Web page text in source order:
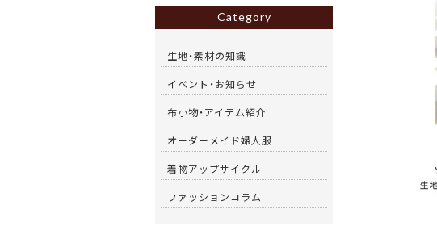
Category
生地・素材の知識
イベント・お知らせ
布小物・アイテム紹介
オーダーメイド婦人服
着物アップサイクル
ファッションコラム